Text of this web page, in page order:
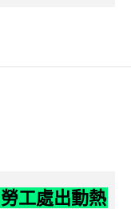
工處出動熱